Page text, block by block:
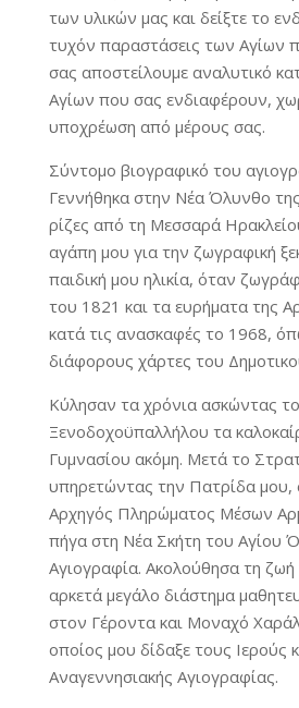
των υλικών μας και δείξτε το
τυχόν παραστάσεις των Αγίων
σας αποστείλουμε αναλυτικό
Αγίων που σας ενδιαφέρουν,
υποχρέωση από μέρους σας.
Σύντομο βιογραφικό του
Γεννήθηκα στην Νέα Όλυνθο της
ρίζες από τη Μεσσαρά
αγάπη μου για την ζωγραφική
παιδική μου ηλικία, όταν
του 1821 και τα ευρήματα της
κατά τις ανασκαφές το 1968,
διάφορους χάρτες του
Κύλησαν τα χρόνια ασκώντας
Ξενοδοχοϋπαλλήλου τα
Γυμνασίου ακόμη. Μετά το
υπηρετώντας την Πατρίδα
Αρχηγός Πληρώματος Μέσων
πήγα στη Νέα Σκήτη του Αγίου
Αγιογραφία. Ακολούθησα τη
αρκετά μεγάλο διάστημα
στον Γέροντα και Μοναχό
οποίος μου δίδαξε τους Ιερούς
Αναγεννησιακής Αγιογραφίας.